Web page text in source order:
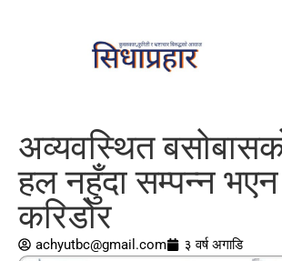
अव्यवस्थित
हल नहुँदा सम्पन्न भएन
करिडोर
achyutbc@gmail.com ३ वर्ष अगाडि